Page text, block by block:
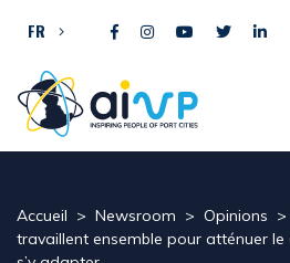
FR
Accueil > Newsroom > Opinions >
travaillent ensemble pour atténuer